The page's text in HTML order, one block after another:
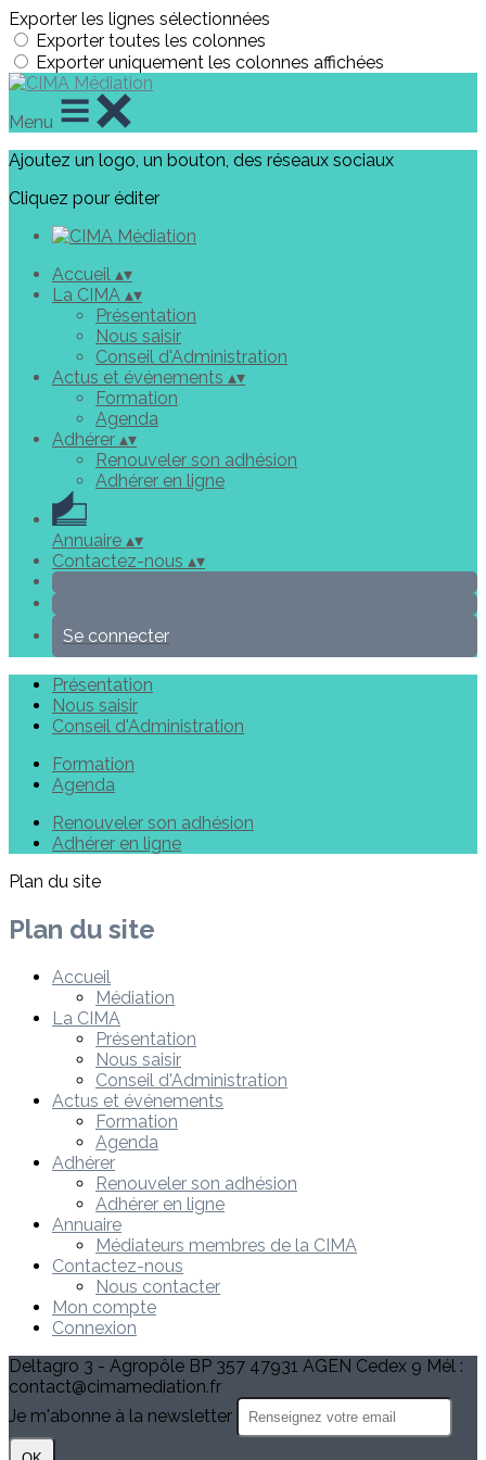
Exporter les lignes sélectionnées
Exporter toutes les colonnes
Exporter uniquement les colonnes affichées
Menu
Ajoutez un logo, un bouton, des réseaux sociaux
Cliquez pour éditer
Accueil ▴▾
La CIMA ▴▾
Présentation
Nous saisir
Conseil d'Administration
Actus et événements ▴▾
Formation
Agenda
Adhérer ▴▾
Renouveler son adhésion
Adhérer en ligne
Annuaire ▴▾
Contactez-nous ▴▾
Se connecter
Présentation
Nous saisir
Conseil d'Administration
Formation
Agenda
Renouveler son adhésion
Adhérer en ligne
Plan du site
Plan du site
Accueil
Médiation
La CIMA
Présentation
Nous saisir
Conseil d'Administration
Actus et événements
Formation
Agenda
Adhérer
Renouveler son adhésion
Adhérer en ligne
Annuaire
Médiateurs membres de la CIMA
Contactez-nous
Nous contacter
Mon compte
Connexion
Deltagro 3 - Agropôle BP 357 47931 AGEN Cedex 9 Mél :
contact@cimamediation.fr
Je m'abonne à la newsletter